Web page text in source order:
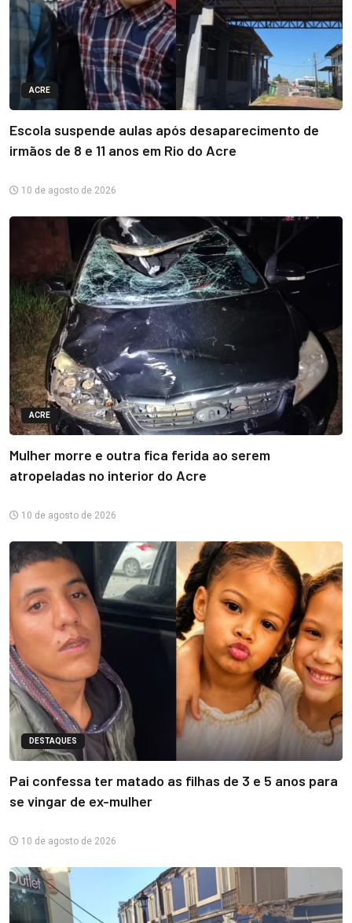
ACRE
Escola suspende aulas após desaparecimento de
irmãos de 8 e 11 anos em Rio do Acre
10 de agosto de 2026
ACRE
Mulher morre e outra fica ferida ao serem
atropeladas no interior do Acre
10 de agosto de 2026
DESTAQUES
Pai confessa ter matado as filhas de 3 e 5 anos para
se vingar de ex-mulher
10 de agosto de 2026